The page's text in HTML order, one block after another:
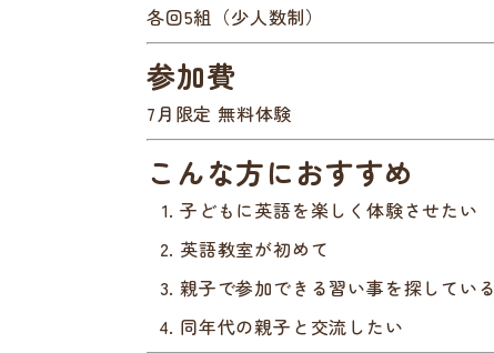
各回5組（少人数制）
参加費
7月限定 無料体験
こんな方におすすめ
子どもに英語を楽しく体験させたい
英語教室が初めて
親子で参加できる習い事を探している
同年代の親子と交流したい